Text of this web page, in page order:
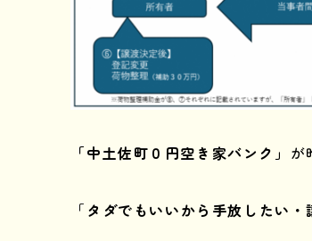
「中土佐町０円空き家バンク」 が
「 タダでもいいから手放したい・